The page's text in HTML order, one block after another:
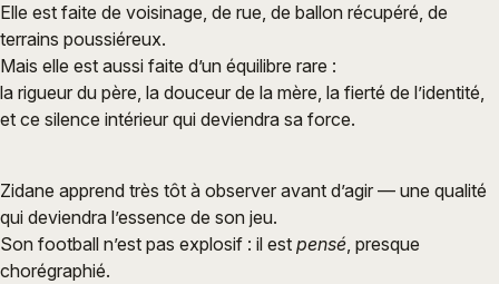
Elle est faite de voisinage, de rue, de ballon récupéré, de
terrains poussiéreux.
Mais elle est aussi faite d’un équilibre rare :
la rigueur du père, la douceur de la mère, la fierté de l’identité,
et ce silence intérieur qui deviendra sa force.
Zidane apprend très tôt à observer avant d’agir — une qualité
qui deviendra l’essence de son jeu.
Son football n’est pas explosif : il est pensé, presque
chorégraphié.